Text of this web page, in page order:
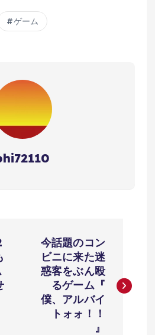
ゲーム
今話題のコン
ビニに来た迷
惑客をぶん殴
るゲーム『
僕、アルバイ
トォォ！！
』